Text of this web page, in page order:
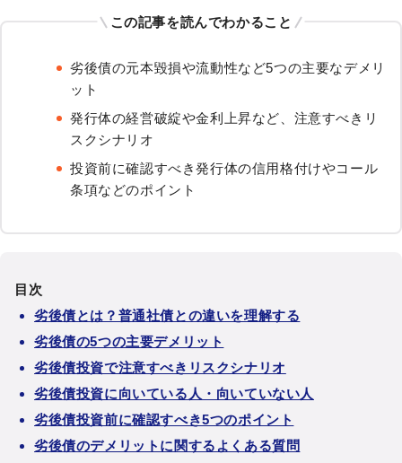
この記事を読んでわかること
劣後債の元本毀損や流動性など5つの主要なデメリ
ット
発行体の経営破綻や金利上昇など、注意すべきリ
スクシナリオ
投資前に確認すべき発行体の信用格付けやコール
条項などのポイント
目次
劣後債とは？普通社債との違いを理解する
劣後債の5つの主要デメリット
劣後債投資で注意すべきリスクシナリオ
劣後債投資に向いている人・向いていない人
劣後債投資前に確認すべき5つのポイント
劣後債のデメリットに関するよくある質問